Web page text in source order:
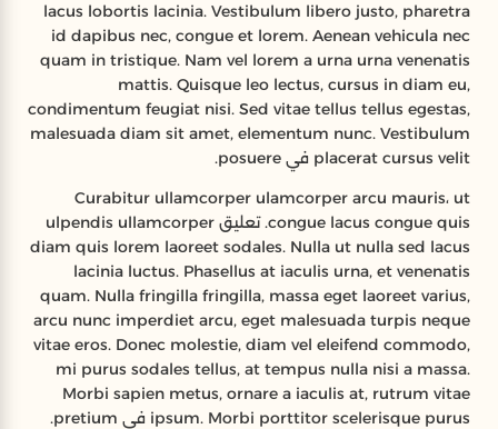
lacus lobortis lacinia. Vestibulum libero justo, pharetra
id dapibus nec, congue et lorem. Aenean vehicula nec
quam in tristique. Nam vel lorem a urna urna venenatis
mattis. Quisque leo lectus, cursus in diam eu,
condimentum feugiat nisi. Sed vitae tellus tellus egestas,
malesuada diam sit amet, elementum nunc. Vestibulum
placerat cursus velit في posuere.
Curabitur ullamcorper ulamcorper arcu mauris، ut
congue lacus congue quis. تعليق ulpendis ullamcorper
diam quis lorem laoreet sodales. Nulla ut nulla sed lacus
lacinia luctus. Phasellus at iaculis urna, et venenatis
quam. Nulla fringilla fringilla, massa eget laoreet varius,
arcu nunc imperdiet arcu, eget malesuada turpis neque
vitae eros. Donec molestie, diam vel eleifend commodo,
mi purus sodales tellus, at tempus nulla nisi a massa.
Morbi sapien metus, ornare a iaculis at, rutrum vitae
ipsum. Morbi porttitor scelerisque purus في pretium.